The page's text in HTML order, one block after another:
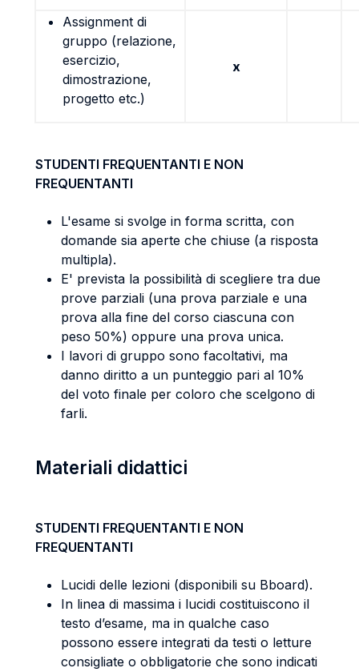
Assignment di
gruppo (relazione,
esercizio,
dimostrazione,
progetto etc.)
x
STUDENTI FREQUENTANTI E NON
FREQUENTANTI
L'esame si svolge in forma scritta, con
domande sia aperte che chiuse (a risposta
multipla).
E' prevista la possibilità di scegliere tra due
prove parziali (una prova parziale e una
prova alla fine del corso ciascuna con
peso 50%) oppure una prova unica.
I lavori di gruppo sono facoltativi, ma
danno diritto a un punteggio pari al 10%
del voto finale per coloro che scelgono di
farli.
Materiali didattici
STUDENTI FREQUENTANTI E NON
FREQUENTANTI
Lucidi delle lezioni (disponibili su Bboard).
In linea di massima i lucidi costituiscono il
testo d’esame, ma in qualche caso
possono essere integrati da testi o letture
consigliate o obbligatorie che sono indicati